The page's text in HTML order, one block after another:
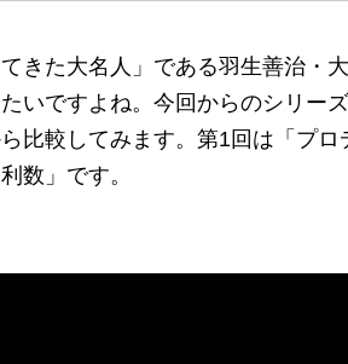
きた大名人」である羽生善治・
いですよね。今回からのシリー
比較してみます。第1回は「プ
数」です。